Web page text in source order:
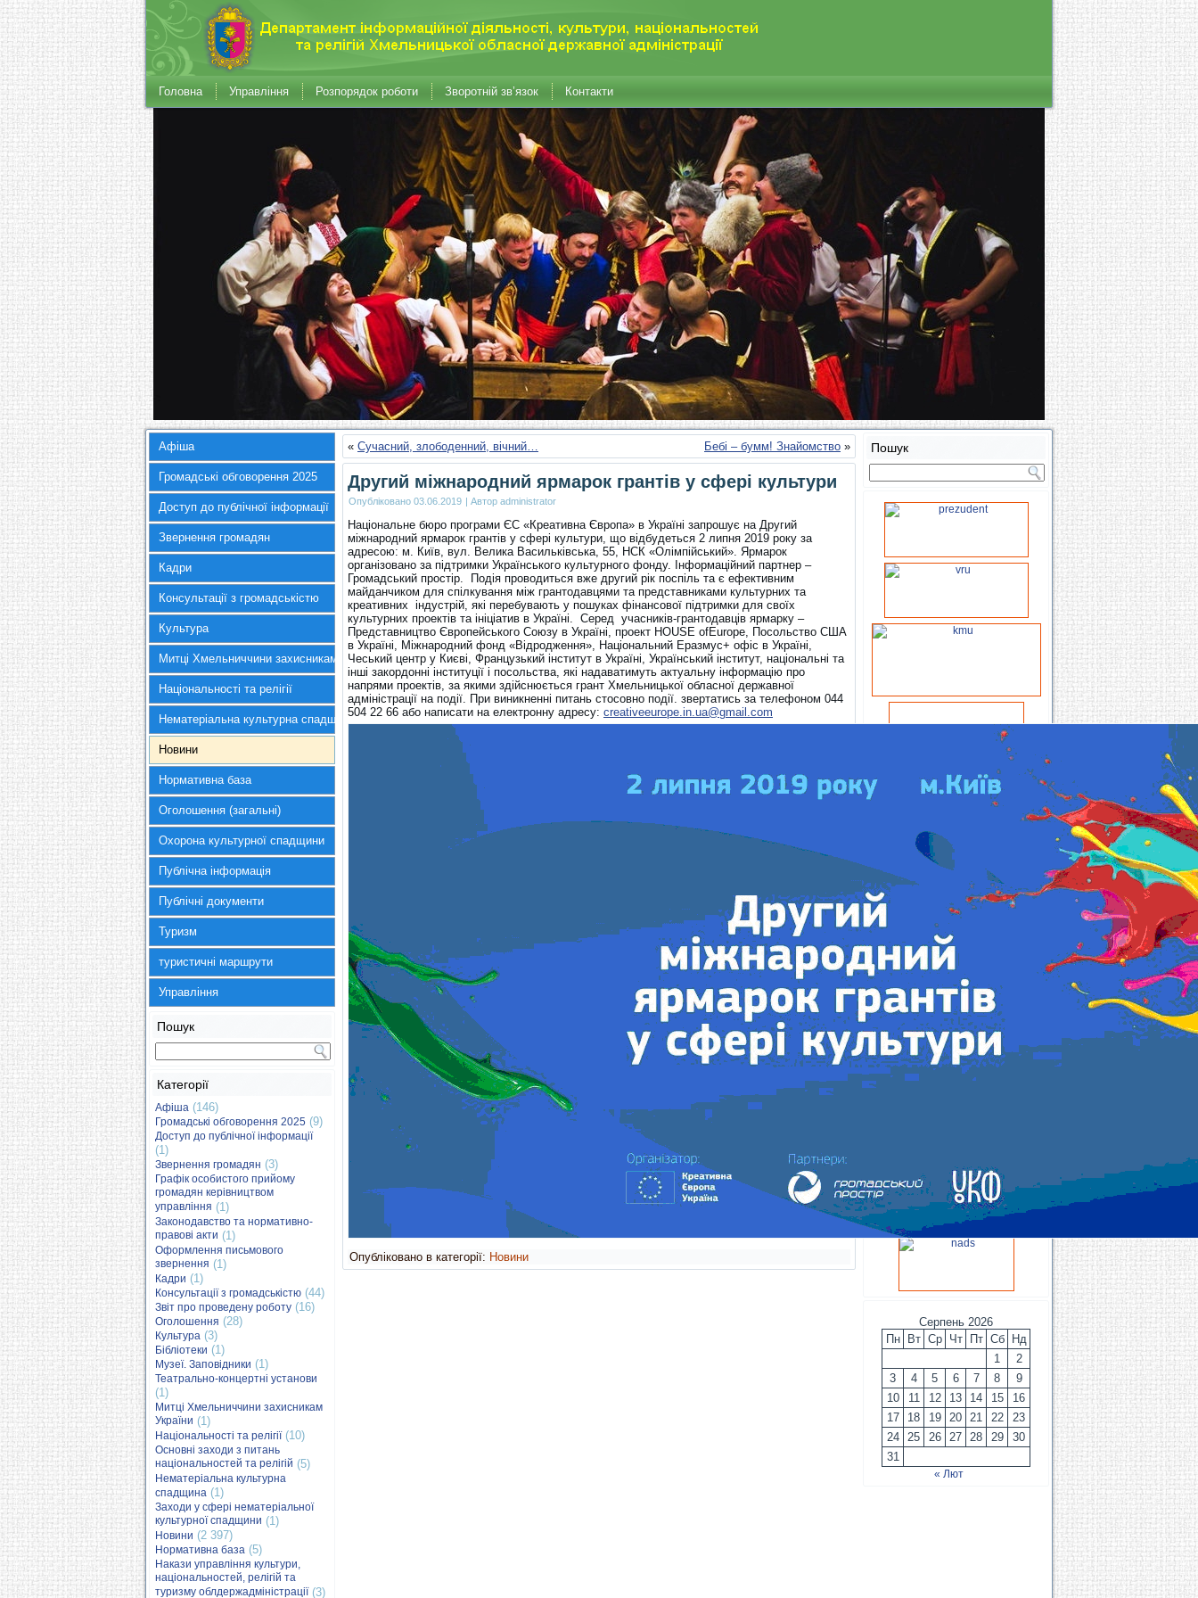
Головна Управління Розпорядок роботи Зворотній зв’язок Контакти
Афіша
Громадські обговорення 2025
Доступ до публічної інформації
Звернення громадян
Кадри
Консультації з громадськістю
Культура
Митці Хмельниччини захисникам України
Національності та релігії
Нематеріальна культурна спадщина
Новини
Нормативна база
Оголошення (загальні)
Охорона культурної спадщини
Публічна інформація
Публічні документи
Туризм
туристичні маршрути
Управління
Пошук
Категорії
Афіша (146)
Громадські обговорення 2025 (9)
Доступ до публічної інформації
(1)
Звернення громадян (3)
Графік особистого прийому
громадян керівництвом
управління (1)
Законодавство та нормативно-
правові акти (1)
Оформлення письмового
звернення (1)
Кадри (1)
Консультації з громадськістю (44)
Звіт про проведену роботу (16)
Оголошення (28)
Культура (3)
Бібліотеки (1)
Музеї. Заповідники (1)
Театрально-концертні установи
(1)
Митці Хмельниччини захисникам
України (1)
Національності та релігії(10)
Основні заходи з питань
національностей та релігій (5)
Нематеріальна культурна
спадщина (1)
Заходи у сфері нематеріальної
культурної спадщини (1)
Новини (2 397)
Нормативна база (5)
Накази управління культури,
національностей, релігій та
туризму облдержадміністрації(3)
« Сучасний, злободенний, вічний… Бебі – бумм! Знайомство »
Другий міжнародний ярмарок грантів у сфері культури
Опубліковано 03.06.2019 | Автор administrator
Національне бюро програми ЄС «Креативна Європа» в Україні запрошує на Другий
міжнародний ярмарок грантів у сфері культури, що відбудеться 2 липня 2019 року за
адресою: м. Київ, вул. Велика Васильківська, 55, НСК «Олімпійський». Ярмарок
організовано за підтримки Українського культурного фонду. Інформаційний партнер –
Громадський простір. Подія проводиться вже другий рік поспіль та є ефективним
майданчиком для спілкування між грантодавцями та представниками культурних та
креативних індустрій, які перебувають у пошуках фінансової підтримки для своїх
культурних проектів та ініціатив в Україні. Серед учасників-грантодавців ярмарку –
Представництво Європейського Союзу в Україні, проект HOUSE ofEurope, Посольство США
в Україні, Міжнародний фонд «Відродження», Національний Еразмус+ офіс в Україні,
Чеський центр у Києві, Французький інститут в Україні, Український інститут, національні та
інші закордонні інституції і посольства, які надаватимуть актуальну інформацію про
напрями проектів, за якими здійснюється грант Хмельницької обласної державної
адміністрації на події. При виникненні питань стосовно події. звертатись за телефоном 044
504 22 66 або написати на електронну адресу: creativeeurope.in.ua@gmail.com
Опубліковано в категорії: Новини
Пошук
До уваги працівників галузі
Серпень 2026
Пн
Вт Ср Чт Пт Сб
Нд
1
2
3
4 5 6 7 8
9
10
11 12 13 14 15
16
17
18 19 20 21 22
23
24
25 26 27 28 29
30
31
« Лют